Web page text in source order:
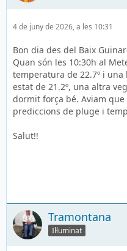
4 de juny de 2026, a les 10:31
Bon dia des del Baix
Quan són les 10:30h al
temperatura de 22.7º i
estat de 21.2º, una altra
dormit força bé. Aviam
prediccions de pluge i
Salut!!
Tramontana
Il·luminat